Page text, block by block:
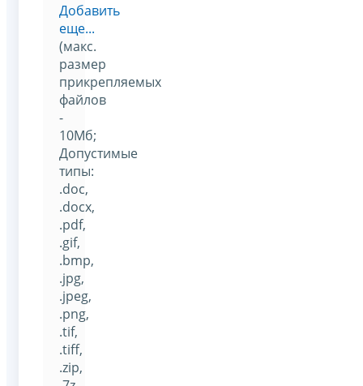
Добавить
еще...
(макс.
размер
прикрепляемых
файлов
-
10Мб;
Допустимые
типы:
.doc,
.docx,
.pdf,
.gif,
.bmp,
.jpg,
.jpeg,
.png,
.tif,
.tiff,
.zip,